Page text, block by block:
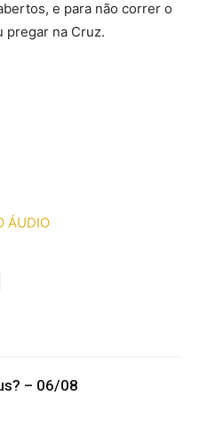
e para não correr o
pregar na Cruz.
ÁUDIO
– 06/08